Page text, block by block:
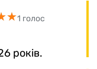
★
★1 голос
років.